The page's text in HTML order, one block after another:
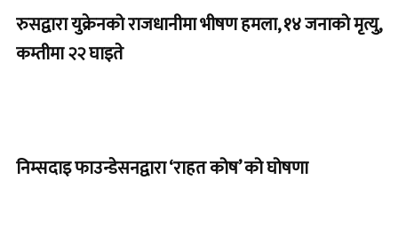
रुसद्वारा युक्रेनको राजधानीमा भीषण हमला, १४ जनाको मृत्यु,
कम्तीमा २२ घाइते
निम्सदाइ फाउन्डेसनद्वारा ‘राहत कोष’ को घोषणा